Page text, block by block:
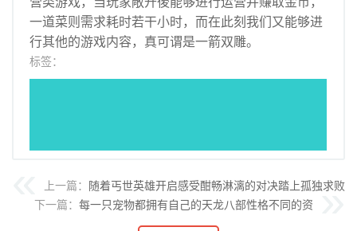
一道菜则需求耗时若干小时，而在此刻我们又能够进
行其他的游戏内容，真可谓是一箭双雕。
标签：
上一篇： 随着丐世英雄开启感受酣畅淋漓的对决踏上孤独求败
下一篇： 每一只宠物都拥有自己的天龙八部性格不同的资